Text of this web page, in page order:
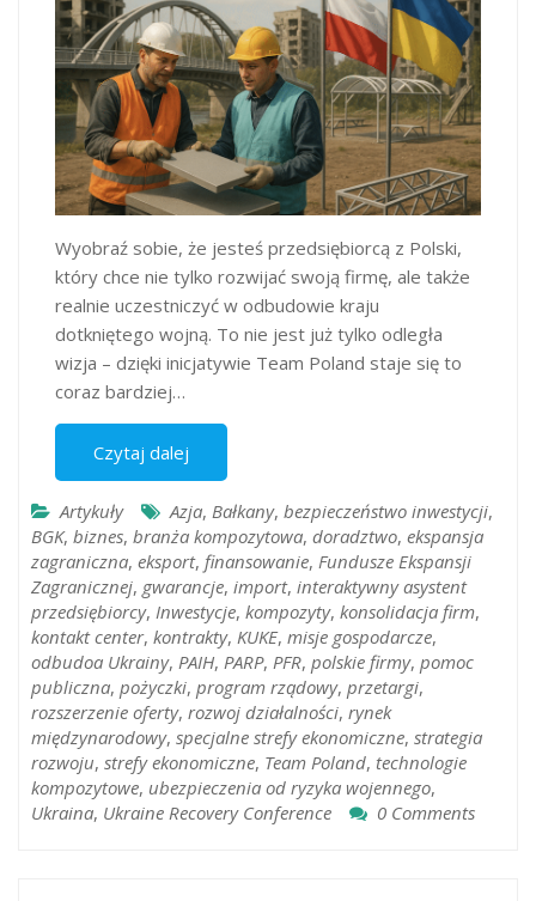
Wyobraź sobie, że jesteś przedsiębiorcą z Polski,
który chce nie tylko rozwijać swoją firmę, ale także
realnie uczestniczyć w odbudowie kraju
dotkniętego wojną. To nie jest już tylko odległa
wizja – dzięki inicjatywie Team Poland staje się to
coraz bardziej…
Czytaj dalej
Artykuły Azja, Bałkany, bezpieczeństwo inwestycji,
BGK, biznes, branża kompozytowa, doradztwo, ekspansja
zagraniczna, eksport, finansowanie, Fundusze Ekspansji
Zagranicznej, gwarancje, import, interaktywny asystent
przedsiębiorcy, Inwestycje, kompozyty, konsolidacja firm,
kontakt center, kontrakty, KUKE, misje gospodarcze,
odbudoa Ukrainy, PAIH, PARP, PFR, polskie firmy, pomoc
publiczna, pożyczki, program rządowy, przetargi,
rozszerzenie oferty, rozwoj działalności, rynek
międzynarodowy, specjalne strefy ekonomiczne, strategia
rozwoju, strefy ekonomiczne, Team Poland, technologie
kompozytowe, ubezpieczenia od ryzyka wojennego,
Ukraina, Ukraine Recovery Conference 0 Comments